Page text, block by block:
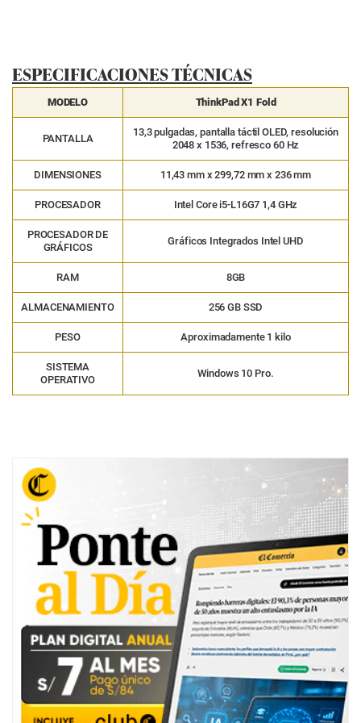
ESPECIFICACIONES TÉCNICAS
MODELO ThinkPad X1 Fold
PANTALLA
13,3 pulgadas, pantalla táctil OLED, resolución
2048 x 1536, refresco 60 Hz
DIMENSIONES 11,43 mm x 299,72 mm x 236 mm
PROCESADOR Intel Core i5-L16G7 1,4 GHz
PROCESADOR DE
GRÁFICOS
Gráficos Integrados Intel UHD
RAM 8GB
ALMACENAMIENTO 256 GB SSD
PESO Aproximadamente 1 kilo
SISTEMA
OPERATIVO
Windows 10 Pro.